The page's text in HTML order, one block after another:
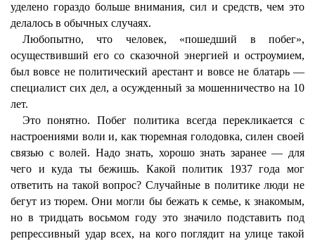
уделено гораздо больше внимания, сил и средств, чем это
делалось в обычных случаях.
Любопытно, что человек, «пошедший в побег»,
осуществивший его со сказочной энергией и остроумием,
был вовсе не политический арестант и вовсе не блатарь —
специалист сих дел, а осужденный за мошенничество на 10
лет.
Это понятно. Побег политика всегда перекликается с
настроениями воли и, как тюремная голодовка, силен своей
связью с волей. Надо знать, хорошо знать заранее — для
чего и куда ты бежишь. Какой политик 1937 года мог
ответить на такой вопрос? Случайные в политике люди не
бегут из тюрем. Они могли бы бежать к семье, к знакомым,
но в тридцать восьмом году это значило подставить под
репрессивный удар всех, на кого поглядит на улице такой